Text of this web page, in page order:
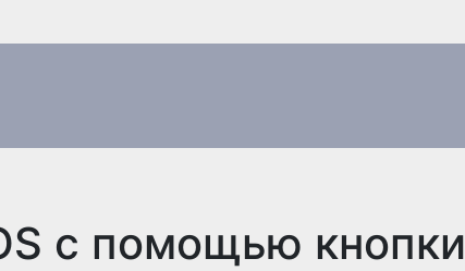
с помощью кнопки